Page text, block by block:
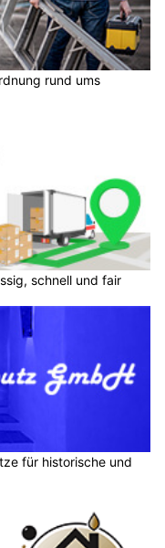
rund ums
schnell und fair
für historische und